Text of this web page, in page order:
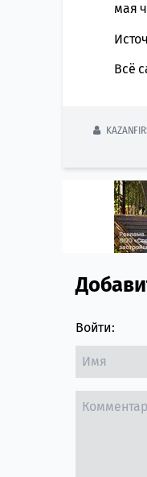
мая
Всё
Войти: